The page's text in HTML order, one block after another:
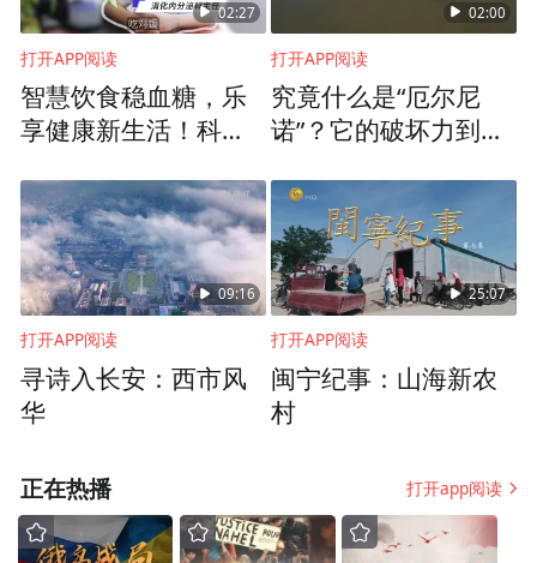
不得超过规定的标准，可奖励“光盘行动”的
消费者，点餐消费可收厨余垃圾处理费；商
家诱导、误导超量点餐和食品生产经营者严
重食品浪费处以罚款等。从此，厉行节约、
反对食品浪费，不再仅仅是道德层面的倡导
和号召，而成为法律的硬约束。
如何做一个不浪费美食家？
作为一名普通消费者，要如何响应国家的号
召，身体力行减少食物浪费呢？我们简单为
“明智选”、“聪明煮”、“智慧吃”。灵活运用这
些方法，每个人都能成为不浪费美食家。
02:27
打开APP阅读
智慧饮食稳血糖，乐
享健康新生活！科学
02:00
打开APP阅读
究竟什么是“厄尔尼
诺”？它的破坏力到底
09:16
打开APP阅读
寻诗入长安：西市风
华
25:07
打开APP阅读
闽宁纪事：山海新农
村
正在热播 打开app阅读